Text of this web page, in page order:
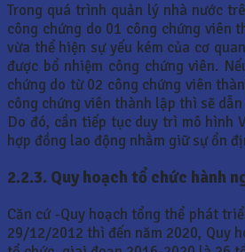
Trong quá trình quản lý nhà nước
công chứng do 01 công chứng viên
vừa thể hiện sự yếu kém của cơ
được bổ nhiệm công chứng viên.
chứng do từ 02 công chứng viên
công chứng viên thành lập thì sẽ
Do đó, cần tiếp tục duy trì mô hình
hợp đồng lao động nhằm giữ sự ổn
2.2.3. Quy hoạch tổ chức hành
Căn cứ -Quy hoạch tổng thể phát
29/12/2012 thì đến năm 2020, Quy